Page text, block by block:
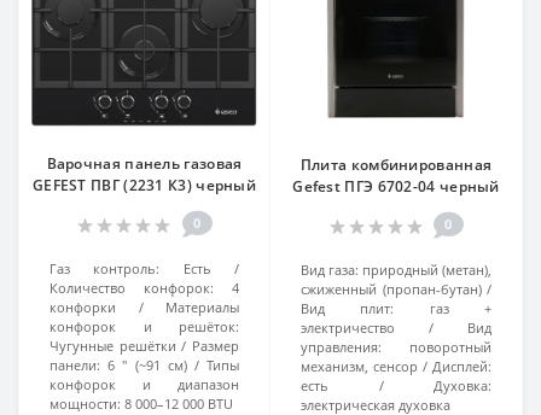
Варочная панель газовая
GEFEST ПВГ (2231 К3) черный
0
Газ контроль:
Есть
Количество конфорок:
4
конфорки
Материалы
конфорок и решёток:
Чугунные решётки
Размер
панели: 6 ″ (~91 см)
Типы
конфорок и диапазон
мощности: 8 000–12 000 BTU
Плита комбинированная
Gefest ПГЭ 6702-04 черный
0
Вид газа: природный (метан),
сжиженный (пропан-бутан)
Вид плит:
газ +
электричество
Вид
управления:
поворотный
механизм, сенсор
Дисплей:
есть
Духовка:
электрическая духовка